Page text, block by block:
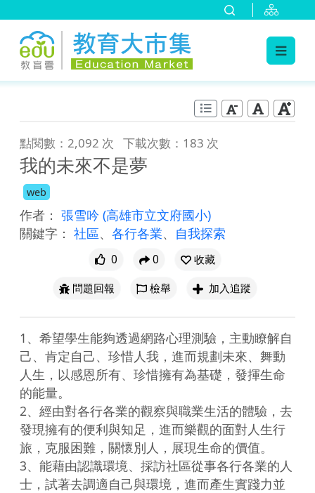
點閱數：2,092 次 下載次數：183 次
我的未來不是夢
web
作者： 張雪吟 (高雄市立文府國小)
關鍵字： 社區、 各行各業、 自我探索
0 0
收藏
問題回報
檢舉 加入追蹤
1、希望學生能夠透過網路心理測驗，主動瞭解自
己、肯定自己、珍惜人我，進而規劃未來、舞動
人生，以感恩所有、珍惜擁有為基礎，發揮生命
的能量。
2、經由對各行各業的觀察與職業生活的體驗，去
發現擁有的便利與知足，進而樂觀的面對人生行
旅，克服困難，關懷別人，展現生命的價值。
3、能藉由認識環境、採訪社區從事各行各業的人
士，試著去調適自己與環境，進而產生實踐力並